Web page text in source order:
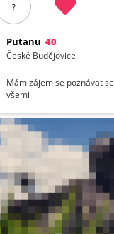
?
Putanu 40
České Budějovice
Mám zájem se poznávat se
všemi